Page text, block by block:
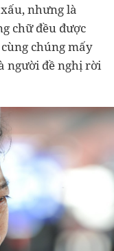
nhưng là
chữ đều được
chúng mấy
người đề nghị rời